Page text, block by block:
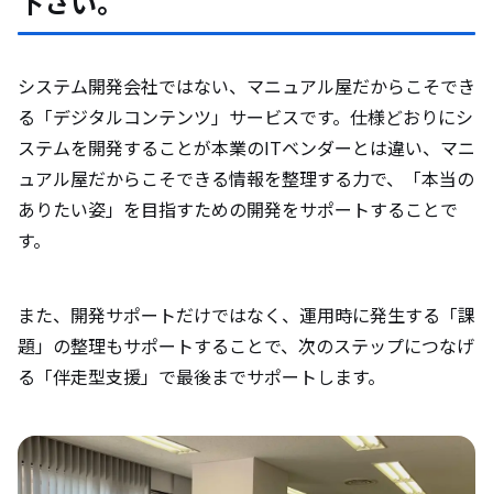
システム開発会社ではない、マニュアル屋だからこそでき
る「デジタルコンテンツ」サービスです。仕様どおりにシ
ステムを開発することが本業のITベンダーとは違い、マニ
ュアル屋だからこそできる情報を整理する力で、「本当の
ありたい姿」を目指すための開発をサポートすることで
す。
また、開発サポートだけではなく、運用時に発生する「課
題」の整理もサポートすることで、次のステップにつなげ
る「伴走型支援」で最後までサポートします。